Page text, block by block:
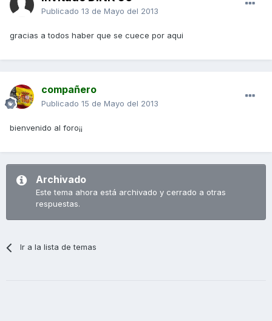
Publicado 13 de Mayo del 2013
gracias a todos haber que se cuece por aqui
compañero
Publicado 15 de Mayo del 2013
bienvenido al foro¡¡
Archivado
Este tema ahora está archivado y cerrado a otras
respuestas.
Ir a la lista de temas